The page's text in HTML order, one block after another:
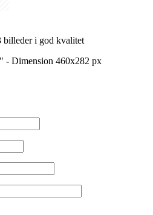
billeder i god kvalitet
- Dimension 460x282 px